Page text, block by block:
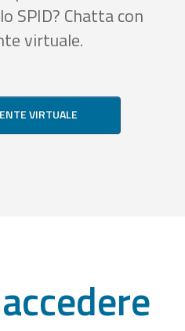
SPID? Chatta con
virtuale.
VIRTUALE